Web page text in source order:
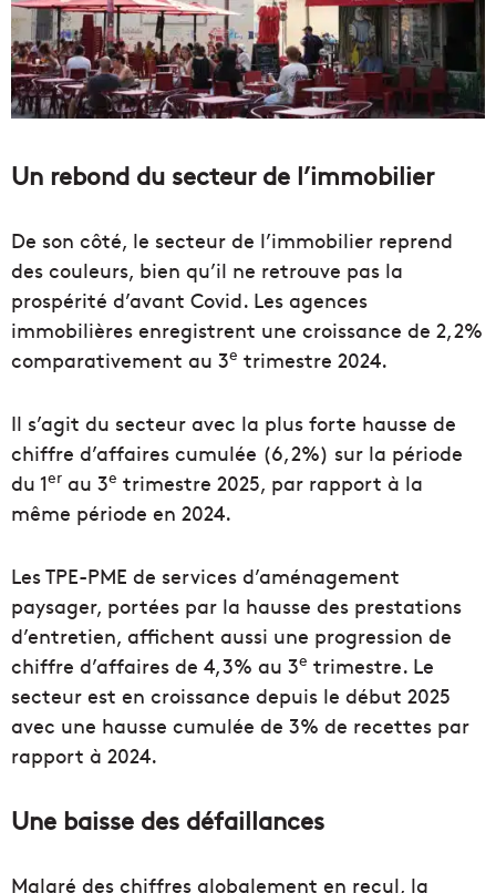
Un rebond du secteur de l’immobilier
De son côté, le secteur de l’immobilier reprend
des couleurs, bien qu’il ne retrouve pas la
prospérité d’avant Covid. Les agences
immobilières enregistrent une croissance de 2,2%
comparativement au 3e trimestre 2024.
Il s’agit du secteur avec la plus forte hausse de
chiffre d’affaires cumulée (6,2%) sur la période
du 1er au 3e trimestre 2025, par rapport à la
même période en 2024.
Les TPE-PME de services d’aménagement
paysager, portées par la hausse des prestations
d’entretien, affichent aussi une progression de
chiffre d’affaires de 4,3% au 3e trimestre. Le
secteur est en croissance depuis le début 2025
avec une hausse cumulée de 3% de recettes par
rapport à 2024.
Une baisse des défaillances
Malgré des chiffres globalement en recul, la